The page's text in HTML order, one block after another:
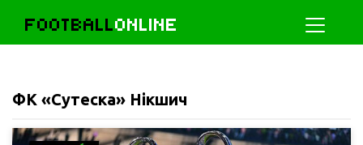
FOOTBALLONLINE
ФК «Сутеска» Нікшич